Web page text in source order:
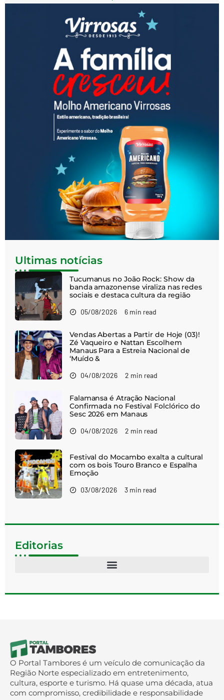
Ultimas notícias
Tucumanus no João Rock: Show da
banda amazonense viraliza nas redes
sociais e destaca cultura da região
05/08/2026 6 min read
Vendas Abertas a Partir de Hoje (03)!
Zé Vaqueiro e Nattan Escolhem
Manaus Para a Estreia Nacional de
‘Muído &
04/08/2026 2 min read
Falamansa é Atração Nacional
Confirmada no Festival Folclórico do
Sesc 2026 em Manaus
04/08/2026 2 min read
Festival do Mocambo exalta a cultural
com os bois Touro Branco e Espalha
Emoção
03/08/2026 3 min read
Editorias
O Portal Tambores é um veículo de comunicação da
Região Norte especializado em entretenimento,
cultura, esporte e turismo. Há quase uma década, atua
com compromisso, credibilidade e responsabilidade